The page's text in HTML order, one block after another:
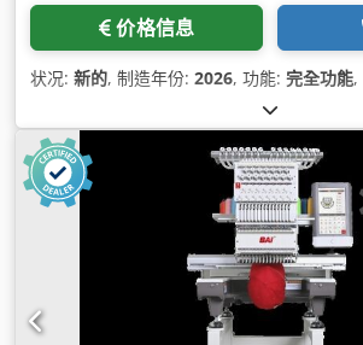
价格信息
状况: 新的, 制造年份: 2026, 功能: 完全功能,